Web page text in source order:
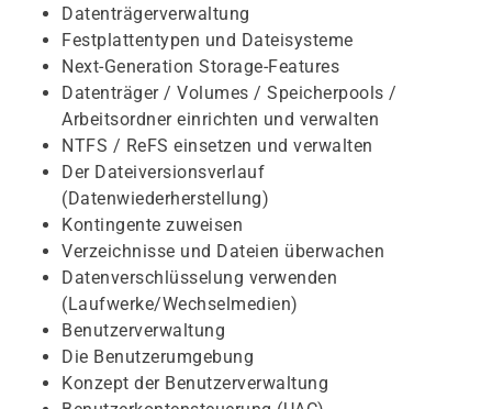
Datenträgerverwaltung
Festplattentypen und Dateisysteme
Next-Generation Storage-Features
Datenträger / Volumes / Speicherpools /
Arbeitsordner einrichten und verwalten
NTFS / ReFS einsetzen und verwalten
Der Dateiversionsverlauf
(Datenwiederherstellung)
Kontingente zuweisen
Verzeichnisse und Dateien überwachen
Datenverschlüsselung verwenden
(Laufwerke/Wechselmedien)
Benutzerverwaltung
Die Benutzerumgebung
Konzept der Benutzerverwaltung